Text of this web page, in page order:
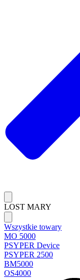
LOST MARY
Wszystkie towary
MO 5000
PSYPER Device
PSYPER 2500
BM5000
OS4000